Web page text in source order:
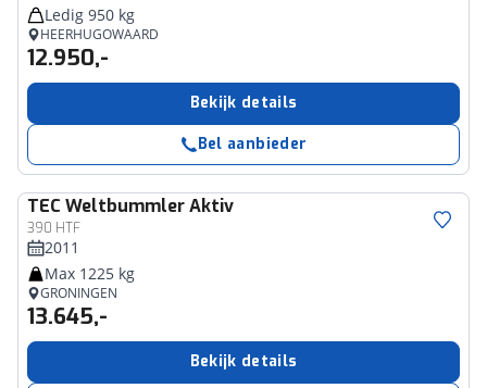
Ledig 950 kg
HEERHUGOWAARD
12.950,-
Bekijk details
Bel aanbieder
TEC Weltbummler Aktiv
390 HTF
2011
Max 1225 kg
GRONINGEN
13.645,-
Bekijk details